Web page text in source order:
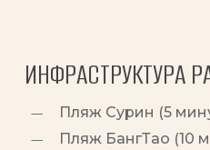
ИНФРАСТРУКТУРА
Пляж Сурин (5
Пляж БангТао (10